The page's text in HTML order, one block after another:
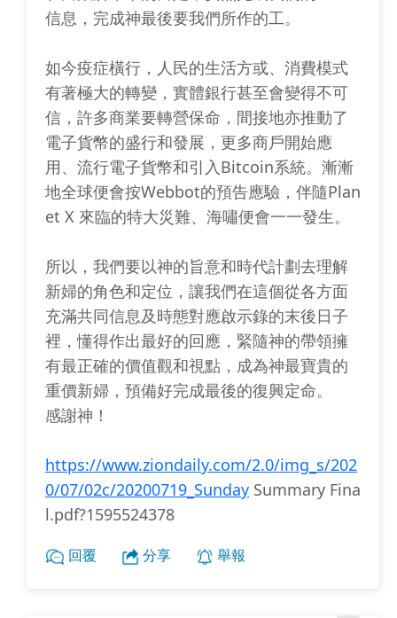
信息，完成神最後要我們所作的工。
如今疫症橫行，人民的生活方或、消費模式
有著極大的轉變，實體銀行甚至會變得不可
信，許多商業要轉營保命，間接地亦推動了
電子貨幣的盛行和發展，更多商戶開始應
用、流行電子貨幣和引入Bitcoin系統。漸漸
地全球便會按Webbot的預告應驗，伴隨Plan
et X 來臨的特大災難、海嘯便會一一發生。
所以，我們要以神的旨意和時代計劃去理解
新婦的角色和定位，讓我們在這個從各方面
充滿共同信息及時態對應啟示錄的末後日子
裡，懂得作出最好的回應，緊隨神的帶領擁
有最正確的價值觀和視點，成為神最寶貴的
重價新婦，預備好完成最後的復興定命。
感謝神！
https://www.ziondaily.com/2.0/img_s/202
0/07/02c/20200719_Sunday Summary Fina
l.pdf?1595524378
回覆 分享 舉報